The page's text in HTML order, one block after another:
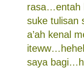
rasa…entah
suke tulisan
a’ah kenal
saya